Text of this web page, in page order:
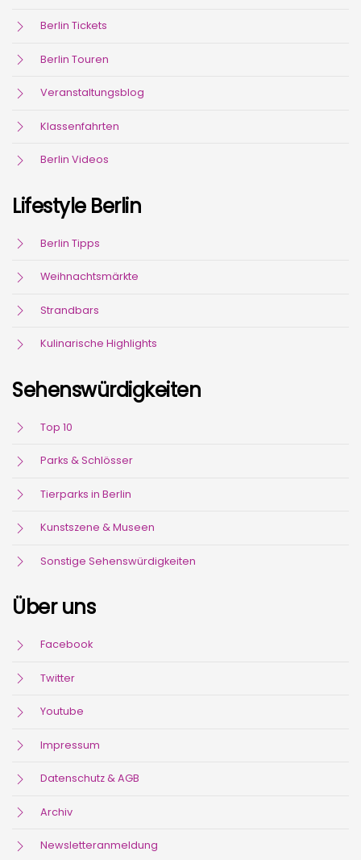
Berlin Tickets
Berlin Touren
Veranstaltungsblog
Klassenfahrten
Berlin Videos
Lifestyle Berlin
Berlin Tipps
Weihnachtsmärkte
Strandbars
Kulinarische Highlights
Sehenswürdigkeiten
Top 10
Parks & Schlösser
Tierparks in Berlin
Kunstszene & Museen
Sonstige Sehenswürdigkeiten
Über uns
Facebook
Twitter
Youtube
Impressum
Datenschutz & AGB
Archiv
Newsletteranmeldung